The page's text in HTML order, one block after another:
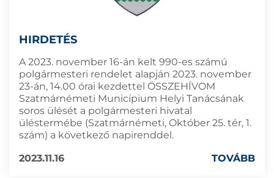
HIRDETÉS
A 2023. november 16-án kelt 990-es számú
polgármesteri rendelet alapján 2023. november
23-án, 14.00 órai kezdettel ÖSSZEHÍVOM
Szatmárnémeti Municípium Helyi Tanácsának
soros ülését a polgármesteri hivatal
üléstermébe (Szatmárnémeti, Október 25. tér, 1.
szám) a következő napirenddel.
2023.11.16
TOVÁBB